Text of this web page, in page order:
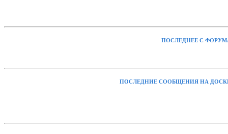
ПОСЛЕДНЕЕ С
ПОСЛЕДНИЕ СООБЩЕНИЯ НА